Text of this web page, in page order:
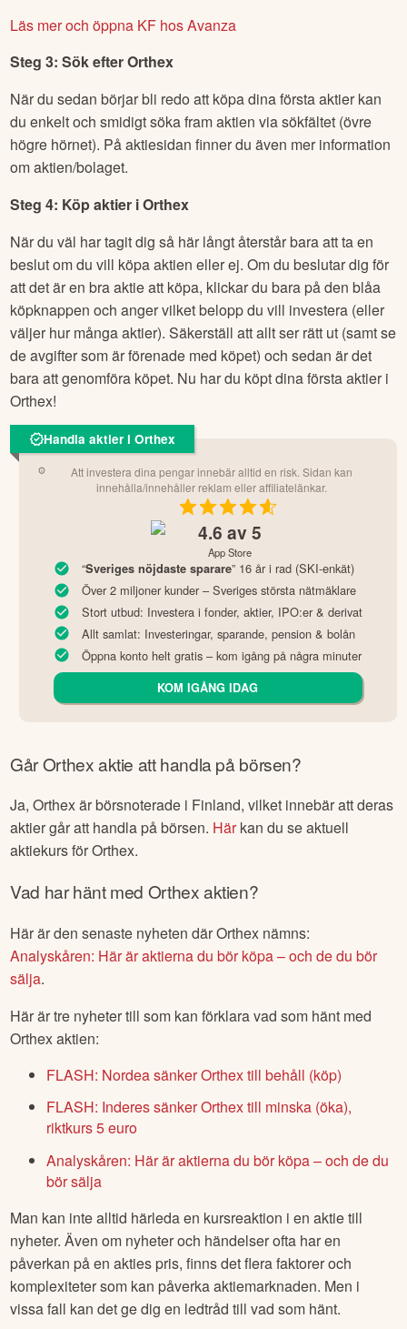
Läs mer och öppna KF hos Avanza
Steg 3: Sök efterOrthex
När du sedan börjar bli redo att köpa dina första aktier kan
du enkelt och smidigt söka fram aktien via sökfältet (övre
högre hörnet). På aktiesidan finner du även mer information
om aktien/bolaget.
Steg 4: Köp aktier iOrthex
När du väl har tagit dig så här långt återstår bara att ta en
beslut om du vill köpa aktien eller ej. Om du beslutar dig för
att det är en bra aktie att köpa, klickar du bara på den blåa
köpknappen och anger vilket belopp du vill investera (eller
väljer hur många aktier). Säkerställ att allt ser rätt ut (samt se
de avgifter som är förenade med köpet) och sedan är det
bara att genomföra köpet. Nu har du köpt dina första aktier i
Orthex!
Handla aktier i Orthex
Att investera dina pengar innebär alltid en risk. Sidan kan
innehålla/innehåller reklam eller affiliatelänkar.
4.6 av 5
App Store
“Sveriges nöjdaste sparare” 16 år i rad (SKI-enkät)
Över 2 miljoner kunder – Sveriges största nätmäklare
Stort utbud: Investera i fonder, aktier, IPO:er & derivat
Allt samlat: Investeringar, sparande, pension & bolån
Öppna konto helt gratis – kom igång på några minuter
KOM IGÅNG IDAG
GårOrthexaktie att handla på börsen?
Ja,Orthexär börsnoterade i Finland, vilket innebär att deras
aktier går att handla på börsen. Härkan du se aktuell
aktiekurs förOrthex.
Vad har hänt med Orthexaktien?
Här är den senaste nyheten därOrthex nämns:
Analyskåren: Här är aktierna du bör köpa – och de du bör
sälja.
Här är tre nyheter till som kan förklara vad som hänt med
Orthexaktien:
FLASH: Nordea sänker Orthex till behåll (köp)
FLASH: Inderes sänker Orthex till minska (öka),
riktkurs 5 euro
Analyskåren: Här är aktierna du bör köpa – och de du
bör sälja
Man kan inte alltid härleda en kursreaktion i en aktie till
nyheter. Även om nyheter och händelser ofta har en
påverkan på en akties pris, finns det flera faktorer och
komplexiteter som kan påverka aktiemarknaden. Men i
vissa fall kan det ge dig en ledtråd till vad som hänt.